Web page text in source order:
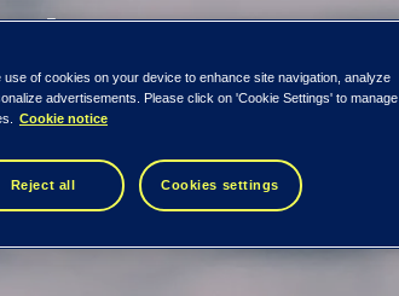
of cookies on your device to enhance site navigation, analyze
advertisements. Please click on 'Cookie Settings' to manage
Cookie notice
Reject all Cookies settings